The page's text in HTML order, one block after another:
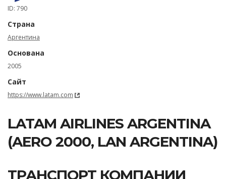
ID: 790
Страна
Аргентина
Основана
2005
Сайт
https://www.latam.com
LATAM AIRLINES ARGENTINA
(AERO 2000, LAN ARGENTINA)
ТРАНСПОРТ КОМПАНИИ